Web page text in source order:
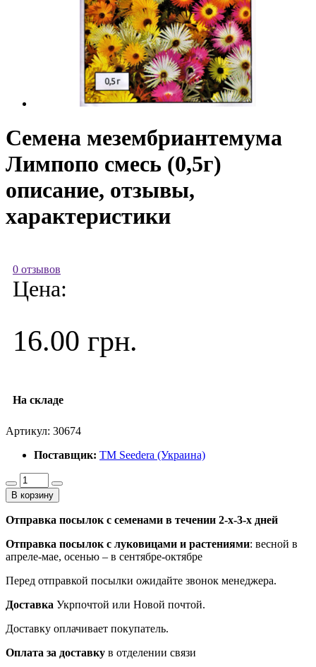
Семена мезембриантемума
Лимпопо смесь (0,5г)
описание, отзывы,
характеристики
0 отзывов
Цена:
16.00 грн.
На складе
Артикул: 30674
Поставщик: ТМ Seedera (Украина)
В корзину
Отправка посылок с семенами в течении 2-х-3-х дней
Отправка посылок с луковицами и растениями: весной в
апреле-мае, осенью – в сентябре-октябре
Перед отправкой посылки ожидайте звонок менеджера.
Доставка Укрпочтой или Новой почтой.
Доставку оплачивает покупатель.
Оплата за доставку в отделении связи